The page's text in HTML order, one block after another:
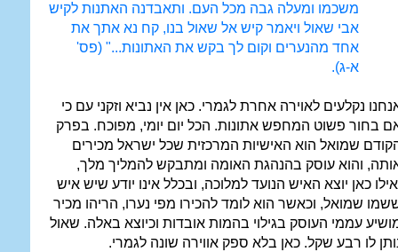
משכמו ומעלה גבה מכל העם. ותאבדנה האתנות לקיש
אבי שאול ויאמר קיש אל שאול בנו, קח נא אתך את
אחד מהנערים וקום לך בקש את האתונות..." (פס'
א-ג).
נקלעים לאוירה אחרת לגמרי. כאן אין נביא וזקני עם כי
בחור פשוט המחפש אתונות. הכל יום יומי, מפוכח. בפרק
שמואל הוא האישיות המרכזית שכל ישראל מכירים
והוא עוסק בהנהגת האומה ומתבקש להמליך מלך,
כאן יוצא האיש הנועד למלוכה, ובכלל אינו יודע שיש איש
שמואל, וכאשר הוא לומד להכירו מפי נערו, הריהו מכיר
עממי העוסק בגילוי בהמות אובדות וכיוצא באלה. שאול
לו רבע שקל. כאן בלא ספק אווירה שונה לגמרי.